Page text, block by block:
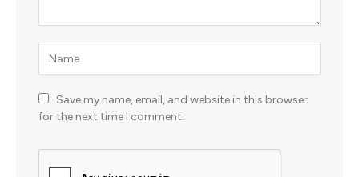
Save my name, email, and website in this browser
for the next time I comment.